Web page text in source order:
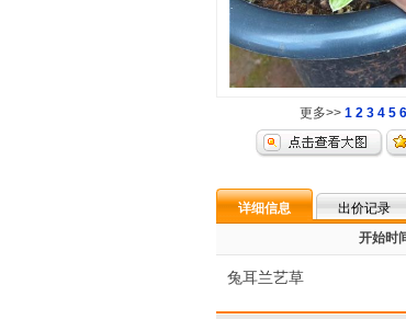
更多>> 1 2 3 4 5 6
详细信息 出价记录
开始时
兔耳兰艺草